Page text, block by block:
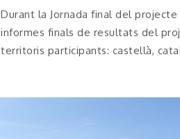
Durant la Jornada final del
informes finals de resultats del
territoris participants: castellà,